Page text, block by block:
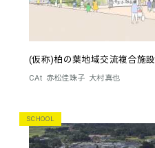
(仮称)柏の葉地域交流複合施設
CAt 赤松佳珠子 大村真也
SCHOOL